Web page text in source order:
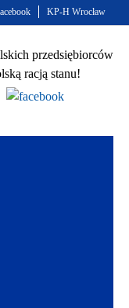
KP-H Wrocław
przedsiębiorców
racją stanu!